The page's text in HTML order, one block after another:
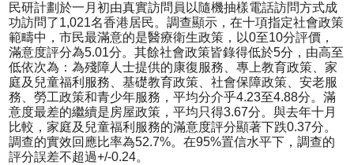
民研計劃於一月初由真實訪問員以隨機抽樣電話訪問方式成
功訪問了1,021名香港居民。調查顯示，在十項指定社會政策
範疇中，市民最滿意的是醫療衛生政策，以0至10分評價，
滿意度評分為5.01分。其餘社會政策皆錄得低於5分，由高至
低依次為：為殘障人士提供的康復服務、專上教育政策、家
庭及兒童福利服務、基礎教育政策、社會保障政策、安老服
務、勞工政策和青少年服務，平均分介乎4.23至4.88分。滿
意度最差的繼續是房屋政策，平均只得3.67分。與去年十月
比較，家庭及兒童福利服務的滿意度評分顯著下跌0.37分。
調查的實效回應比率為52.7%。在95%置信水平下，調查的
評分誤差不超過+/-0.24。